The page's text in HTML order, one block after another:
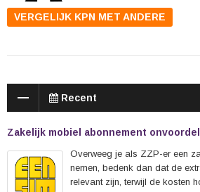
VERGELIJK KPN MET ANDERE
Recent
Zakelijk mobiel abonnement
Overweeg je als ZZP-er een
nemen, bedenk dan dat de
relevant zijn, terwijl de kosten